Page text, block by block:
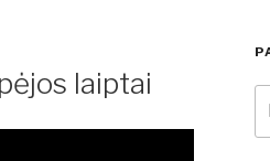
laiptai